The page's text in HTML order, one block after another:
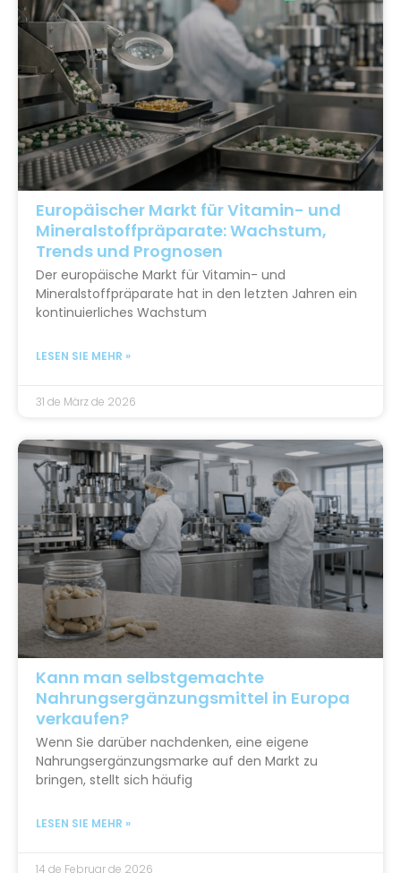
Europäischer Markt für Vitamin- und
Mineralstoffpräparate: Wachstum,
Trends und Prognosen
Der europäische Markt für Vitamin- und
Mineralstoffpräparate hat in den letzten Jahren ein
kontinuierliches Wachstum
LESEN SIE MEHR »
31 de März de 2026
Kann man selbstgemachte
Nahrungsergänzungsmittel in Europa
verkaufen?
Wenn Sie darüber nachdenken, eine eigene
Nahrungsergänzungsmarke auf den Markt zu
bringen, stellt sich häufig
LESEN SIE MEHR »
14 de Februar de 2026